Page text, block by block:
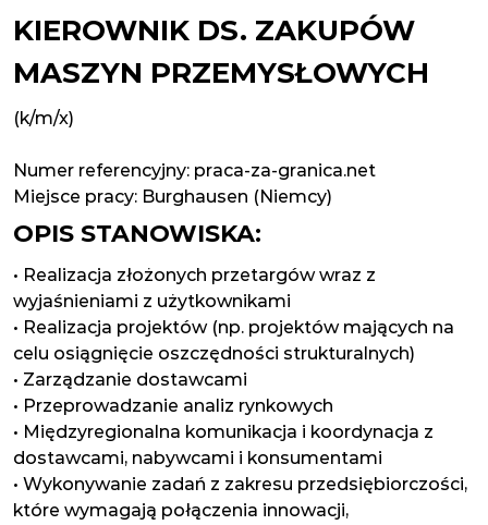
KIEROWNIK DS. ZAKUPÓW
MASZYN PRZEMYSŁOWYCH
(k/m/x)
Numer referencyjny: praca-za-granica.net
Miejsce pracy: Burghausen (Niemcy)
OPIS STANOWISKA:
• Realizacja złożonych przetargów wraz z
wyjaśnieniami z użytkownikami
• Realizacja projektów (np. projektów mających na
celu osiągnięcie oszczędności strukturalnych)
• Zarządzanie dostawcami
• Przeprowadzanie analiz rynkowych
• Międzyregionalna komunikacja i koordynacja z
dostawcami, nabywcami i konsumentami
• Wykonywanie zadań z zakresu przedsiębiorczości,
które wymagają połączenia innowacji,